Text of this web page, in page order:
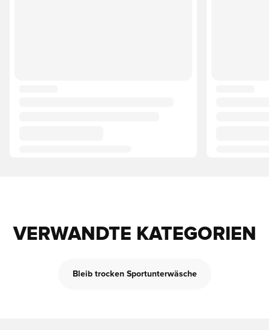
VERWANDTE KATEGORIEN
Bleib trocken Sportunterwäsche